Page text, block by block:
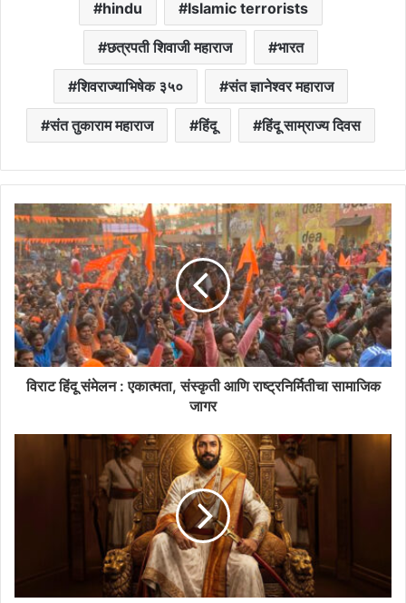
hindu Islamic terrorists
छत्रपती शिवाजी महाराज भारत
शिवराज्याभिषेक ३५० संत ज्ञानेश्वर महाराज
संत तुकाराम महाराज हिंदू हिंदू साम्राज्य दिवस
विराट हिंदू संमेलन : एकात्मता, संस्कृती आणि राष्ट्रनिर्मितीचा सामाजिक
जागर